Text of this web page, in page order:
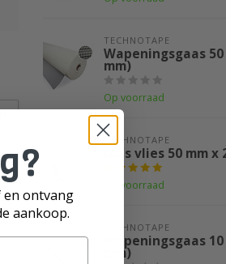
TECHNOTAPE
Wapeningsgaas 50
mm)
Op voorraad
TECHNOTAPE
Glas vlies 50 mm x
Op voorraad
TECHNOTAPE
Wapeningsgaas
mm)
en ontvang
aankoop.